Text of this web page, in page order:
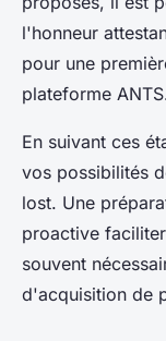
l'honneur
pour une
plateforme
En suivant ces
vos possibilités
lost. Une
proactive
souvent
d'acquisition de